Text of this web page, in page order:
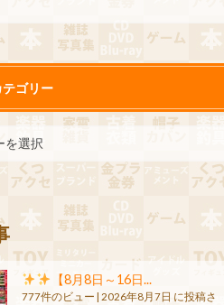
テゴリー
【8月8日～16日...
777件のビュー
2026年8月7日 に投稿さ